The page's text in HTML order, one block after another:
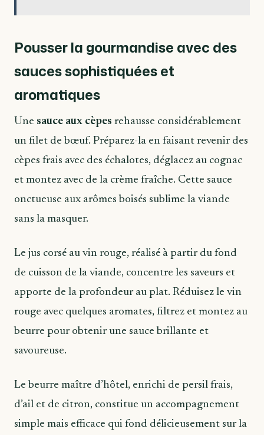
Pousser la gourmandise avec des
sauces sophistiquées et
aromatiques
Une sauce aux cèpes rehausse considérablement
un filet de bœuf. Préparez-la en faisant revenir des
cèpes frais avec des échalotes, déglacez au cognac
et montez avec de la crème fraîche. Cette sauce
onctueuse aux arômes boisés sublime la viande
sans la masquer.
Le jus corsé au vin rouge, réalisé à partir du fond
de cuisson de la viande, concentre les saveurs et
apporte de la profondeur au plat. Réduisez le vin
rouge avec quelques aromates, filtrez et montez au
beurre pour obtenir une sauce brillante et
savoureuse.
Le beurre maître d’hôtel, enrichi de persil frais,
d’ail et de citron, constitue un accompagnement
simple mais efficace qui fond délicieusement sur la